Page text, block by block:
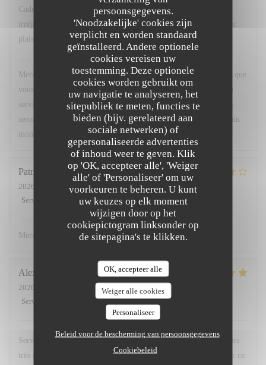
persoonsgegevens.
'Noodzakelijke' cookies zijn
verplicht en worden standaard
geïnstalleerd. Andere optionele
cookies vereisen uw
toestemming. Deze optionele
cookies worden gebruikt om
uw navigatie te analyseren, het
sitepubliek te meten, functies te
bieden (bijv. gerelateerd aan
sociale netwerken) of
gepersonaliseerde advertenties
of inhoud weer te geven. Klik
op 'OK, accepteer alle', 'Weiger
alle' of 'Personaliseer' om uw
voorkeuren te beheren. U kunt
uw keuzes op elk moment
wijzigen door op het
cookiepictogram linksonder op
de sitepagina's te klikken.
OK, accepteer alle
Weiger alle cookies
Personaliseer
Beleid voor de bescherming van persoonsgegevens
Cookiebeleid
Cadre agréable, excellente cuisine avec un service
irréprochable...que demander de plus ? Nous y retournerons avec
plaisir.
heeft op deze beoordeling gereageerd
Merci beaucoup pour votre superbe retour ! Nous sommes ravis que
vous ayez apprécié le cadre, notre cuisine ainsi que la qualité du
service. Votre satisfaction est notre plus belle récompense. Nous
serons très heureux de vous accueillir à nouveau pour un prochain
moment gourmand. À très bientôt !
Patricia
2026-07-02
- 12:00 - Gasten 3
Service
Atmosfeer: 4/5 Keuken: 4 /5 Kwaliteit / Prijs
heeft op deze beoordeling gereageerd
Merci.
Alexandre
2026-07-01
- 20:45 - Gasten 3
Service
Atmosfeer: 5/5 Keuken: 5/5 Kwaliteit / Prijs
Service et personnel au top . Quand au menu le choix est toujours
très difficile , Tant de bonne préparation à déguster . Merci pour ce